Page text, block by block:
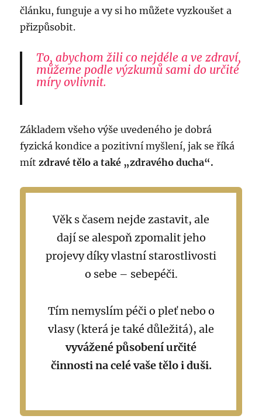
článku, funguje a vy si ho můžete vyzkoušet a
přizpůsobit.
To, abychom žili co nejdéle a ve zdraví,
můžeme podle výzkumů sami do určité
míry ovlivnit.
Základem všeho výše uvedeného je dobrá
fyzická kondice a pozitivní myšlení, jak se říká
mítzdravé tělo a také „zdravého ducha“.
Věk s časem nejde zastavit, ale
dají se alespoň zpomalit jeho
projevy díky vlastní starostlivosti
o sebe – sebepéči.
Tím nemyslím péči o pleť nebo o
vlasy (která je také důležitá), ale
vyvážené působení určité
činnosti na celé vaše tělo i duši.